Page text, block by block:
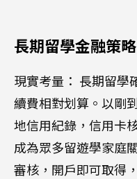
長期留學金融策
現實考量： 長期留學
續費相對划算。以剛
地信用紀錄，信用卡
成為眾多留遊學家庭
審核，開戶即可取得